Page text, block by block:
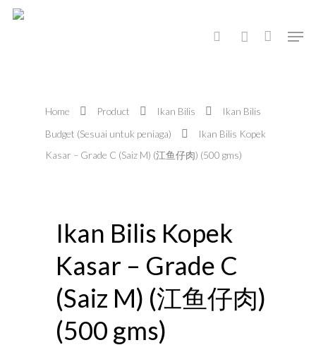
Home Product Ikan Bilis
Ikan Bilis
Budget (Sesuai untuk peniaga)
Ikan Bilis Kopek
Kasar – Grade C (Saiz M) (江鱼仔肉) (500 gms)
Ikan Bilis Kopek
Kasar – Grade C
(Saiz M) (江鱼仔肉)
(500 gms)